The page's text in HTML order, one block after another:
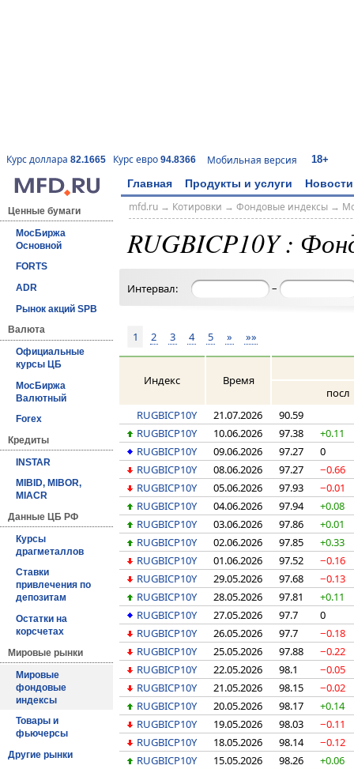
Курс доллара 82.1665 Курс евро 94.8366 Мобильная версия 18+
Главная Продукты и услуги Новости
Ценные бумаги
МосБиржа
Основной
FORTS
ADR
Рынок акций SPB
Валюта
Официальные
курсы ЦБ
МосБиржа
Валютный
Forex
Кредиты
INSTAR
MIBID, MIBOR,
MIACR
Данные ЦБ РФ
Курсы
драгметаллов
Ставки
привлечения по
депозитам
Остатки на
корсчетах
Мировые рынки
Мировые
фондовые
индексы
Товары и
фьючерсы
Другие рынки
mfd.ru→ Котировки → Фондовые индексы→
RUGBICP10Y :
Интервал: –
1 2 3 4 5 » »»
Индекс
Время
посл
RUGBICP10Y
21.07.2026
90.59
RUGBICP10Y
10.06.2026 97.38
+0.11
RUGBICP10Y
09.06.2026 97.27
0
RUGBICP10Y
08.06.2026 97.27
−0.66
RUGBICP10Y
05.06.2026 97.93
−0.01
RUGBICP10Y
04.06.2026 97.94
+0.08
RUGBICP10Y
03.06.2026 97.86
+0.01
RUGBICP10Y
02.06.2026 97.85
+0.33
RUGBICP10Y
01.06.2026 97.52
−0.16
RUGBICP10Y
29.05.2026 97.68
−0.13
RUGBICP10Y
28.05.2026 97.81
+0.11
RUGBICP10Y
27.05.2026 97.7
0
RUGBICP10Y
26.05.2026 97.7
−0.18
RUGBICP10Y
25.05.2026 97.88
−0.22
RUGBICP10Y
22.05.2026 98.1
−0.05
RUGBICP10Y
21.05.2026 98.15
−0.02
RUGBICP10Y
20.05.2026 98.17
+0.14
RUGBICP10Y
19.05.2026 98.03
−0.11
RUGBICP10Y
18.05.2026 98.14
−0.12
RUGBICP10Y
15.05.2026 98.26 +0.06